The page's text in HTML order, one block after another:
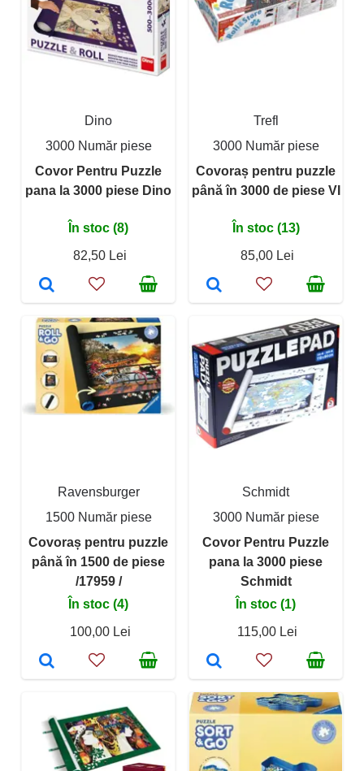
Dino
3000 Număr piese
Covor Pentru Puzzle
pana la 3000 piese Dino
În stoc (8)
82,50 Lei
Trefl
3000 Număr piese
Covoraș pentru puzzle
până în 3000 de piese VI
În stoc (13)
85,00 Lei
Ravensburger
1500 Număr piese
Covoraș pentru puzzle
până în 1500 de piese
/17959 /
În stoc (4)
100,00 Lei
Schmidt
3000 Număr piese
Covor Pentru Puzzle
pana la 3000 piese
Schmidt
În stoc (1)
115,00 Lei